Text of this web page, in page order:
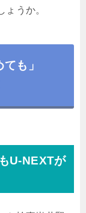
うか。
も」
U-NEXTが